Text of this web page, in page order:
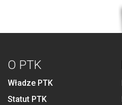
O PTK
Władze PTK
Statut PTK